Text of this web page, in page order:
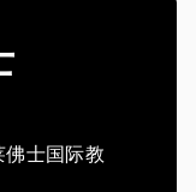
佛士国际教